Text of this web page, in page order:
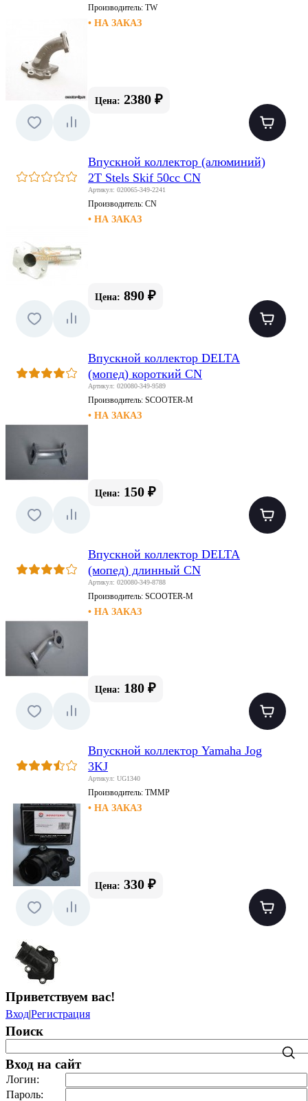
Производитель: TW
• НА ЗАКАЗ
Цена: 2380 ₽
Впускной коллектор (алюминий)
2T Stels Skif 50сс CN
Артикул: 020065-349-2241
Производитель: CN
• НА ЗАКАЗ
Цена: 890 ₽
Впускной коллектор DELTA
(мопед) короткий CN
Артикул: 020080-349-9589
Производитель: SCOOTER-M
• НА ЗАКАЗ
Цена: 150 ₽
Впускной коллектор DELTA
(мопед) длинный CN
Артикул: 020080-349-8788
Производитель: SCOOTER-M
• НА ЗАКАЗ
Цена: 180 ₽
Впускной коллектор Yamaha Jog
3KJ
Артикул: UG1340
Производитель: TMMP
• НА ЗАКАЗ
Цена: 330 ₽
Приветствуем вас!
Вход|Регистрация
Поиск
Вход на сайт
Логин:
Пароль: